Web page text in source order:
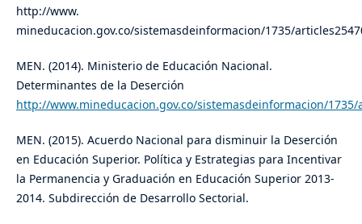
http://www.
mineducacion.gov.co/sistemasdeinformacion/1735/
MEN. (2014). Ministerio de Educación Nacional.
Determinantes de la Deserción
http://www.mineducacion.gov.co/sistemasdeinformacion/
MEN. (2015). Acuerdo Nacional para disminuir la Deserción
en Educación Superior. Política y Estrategias para Incentivar
la Permanencia y Graduación en Educación Superior 2013-
2014. Subdirección de Desarrollo Sectorial.